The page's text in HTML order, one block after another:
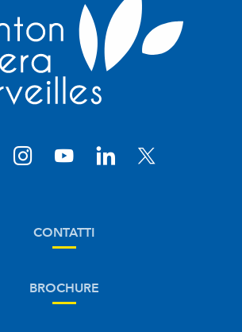
CONTATTI
BROCHURE